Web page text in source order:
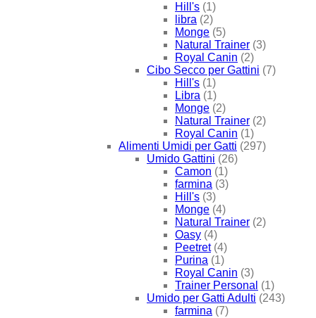
Hill's (1)
libra (2)
Monge (5)
Natural Trainer (3)
Royal Canin (2)
Cibo Secco per Gattini (7)
Hill's (1)
Libra (1)
Monge (2)
Natural Trainer (2)
Royal Canin (1)
Alimenti Umidi per Gatti (297)
Umido Gattini (26)
Camon (1)
farmina (3)
Hill's (3)
Monge (4)
Natural Trainer (2)
Oasy (4)
Peetret (4)
Purina (1)
Royal Canin (3)
Trainer Personal (1)
Umido per Gatti Adulti (243)
farmina (7)